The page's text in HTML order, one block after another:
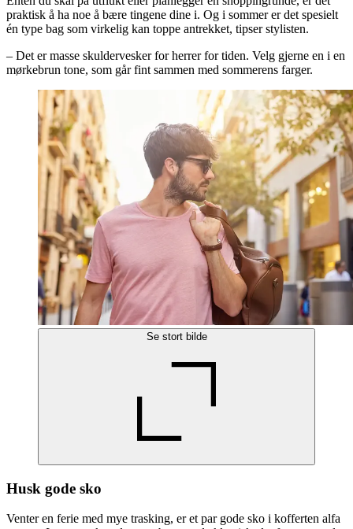
praktisk å ha noe å bære tingene dine i. Og i sommer er det spesielt
én type bag som virkelig kan toppe antrekket, tipser stylisten.
– Det er masse skuldervesker for herrer for tiden. Velg gjerne en i en
mørkebrun tone, som går fint sammen med sommerens farger.
Se stort bilde
Husk gode sko
Venter en ferie med mye trasking, er et par gode sko i kofferten alfa